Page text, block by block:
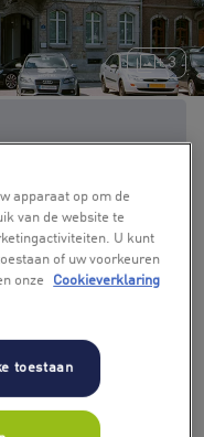
+ 3
apparaat op om de
van de website te
U kunt
of uw voorkeuren
onze
Cookieverklaring
toestaan